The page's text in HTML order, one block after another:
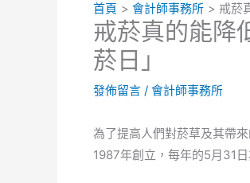
首頁 會計師事務所 戒菸
戒菸真的能降
菸日」
發佈留言 / 會計師事務所
為了提高人們對菸草及其帶
1987年創立，每年的5月31